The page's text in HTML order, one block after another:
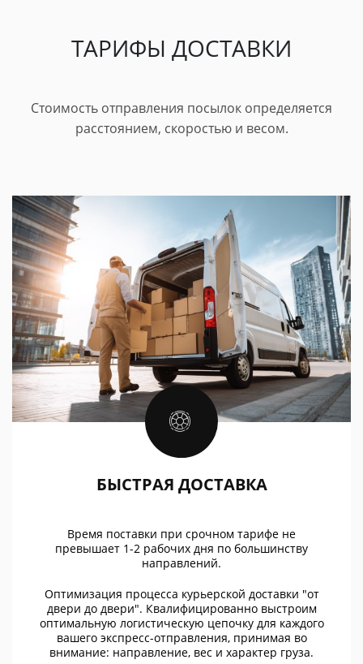
ТАРИФЫ ДОСТАВКИ
Стоимость отправления посылок определяется
расстоянием, скоростью и весом.
БЫСТРАЯ ДОСТАВКА
Время поставки при срочном тарифе не
превышает 1-2 рабочих дня по большинству
направлений.
Оптимизация процесса курьерской доставки "от
двери до двери". Квалифицированно выстроим
оптимальную логистическую цепочку для каждого
вашего экспресс-отправления, принимая во
внимание: направление, вес и характер груза.